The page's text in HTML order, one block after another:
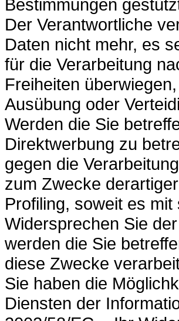
Bestimmungen
Der Verantwortliche
Daten nicht mehr, es
für die Verarbeitung
Freiheiten
Ausübung oder
Werden die Sie
Direktwerbung zu
gegen die
zum Zwecke
Profiling, soweit es
Widersprechen Sie
werden die Sie
diese Zwecke
Sie haben die
Diensten der